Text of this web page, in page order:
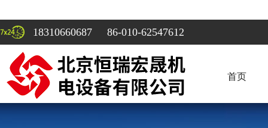
18310660687 86-010-62547612
首页